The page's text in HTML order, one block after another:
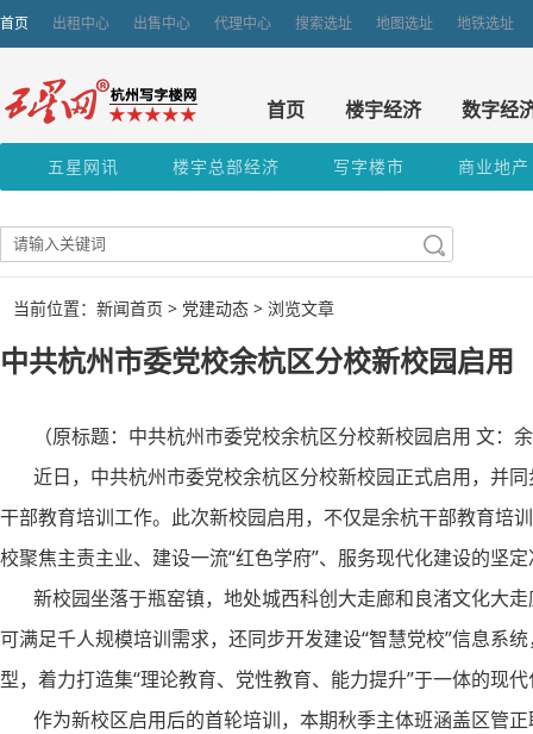
首页 出租中心 出售中心 代理中心 搜索选址 地图选址 地铁选址
首页 楼宇经济 数字经
五星网讯 楼宇总部经济 写字楼市 商业地产
当前位置：新闻首页 > 党建动态 > 浏览文章
中共杭州市委党校余杭区分校新校园启用
（原标题：中共杭州市委党校余杭区分校新校园启用 文：
近日，中共杭州市委党校余杭区分校新校园正式启用，并
干部教育培训工作。此次新校园启用，不仅是余杭干部教育培
校聚焦主责主业、建设一流“红色学府”、服务现代化建设的坚
新校园坐落于瓶窑镇，地处城西科创大走廊和良渚文化大走
可满足千人规模培训需求，还同步开发建设“智慧党校”信息系
型，着力打造集“理论教育、党性教育、能力提升”于一体的现
作为新校区启用后的首轮培训，本期秋季主体班涵盖区管正